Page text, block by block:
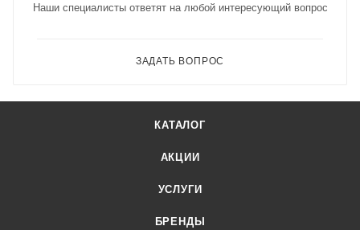
Наши специалисты ответят на любой интересующий вопрос
ЗАДАТЬ ВОПРОС
КАТАЛОГ
АКЦИИ
УСЛУГИ
БРЕНДЫ